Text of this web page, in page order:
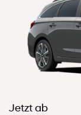
Jetzt ab